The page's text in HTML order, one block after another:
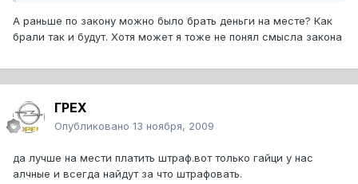
А раньше по закону можно было брать деньги на месте? Как
брали так и будут. Хотя может я тоже не понял смысла закона
ГРЕХ
Опубликовано 13 ноября, 2009
да лучше на мести платить штраф.вот только гайци у нас
алчные и всегда найдут за что штрафовать.